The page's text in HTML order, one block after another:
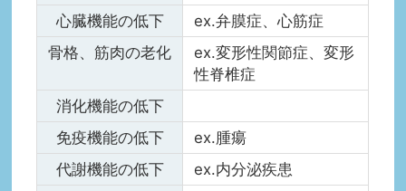
心臓機能の低下
ex.弁膜症、心筋症
骨格、筋肉の老化
ex.変形性関節症、変形
性脊椎症
消化機能の低下
免疫機能の低下
ex.腫瘍
代謝機能の低下
ex.内分泌疾患